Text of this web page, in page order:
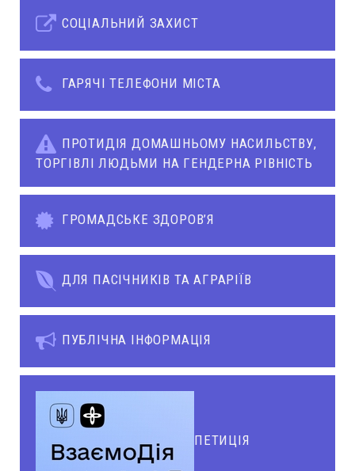
СОЦІАЛЬНИЙ ЗАХИСТ
ГАРЯЧІ ТЕЛЕФОНИ МІСТА
ПРОТИДІЯ ДОМАШНЬОМУ НАСИЛЬСТВУ,
ТОРГІВЛІ ЛЮДЬМИ НА ГЕНДЕРНА РІВНІСТЬ
ГРОМАДСЬКЕ ЗДОРОВ’Я
ДЛЯ ПАСІЧНИКІВ ТА АГРАРІЇВ
ПУБЛІЧНА ІНФОРМАЦІЯ
ПЕТИЦІЯ